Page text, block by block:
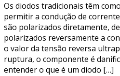
Os diodos tradicionais têm
permitir a condução de
são polarizados diretamente,
polarizados reversamente a
o valor da tensão reversa
ruptura, o componente é
entender o que é um diodo […]